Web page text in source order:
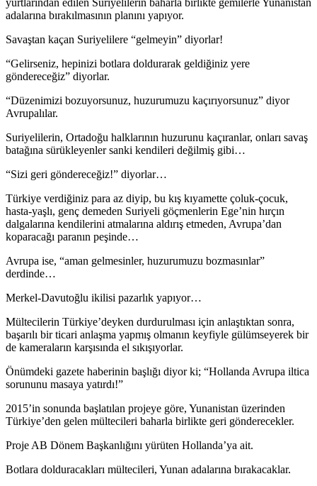
adalarına bırakılmasının planını yapıyor.
Savaştan kaçan Suriyelilere “gelmeyin” diyorlar!
“Gelirseniz, hepinizi botlara doldurarak geldiğiniz yere
göndereceğiz” diyorlar.
“Düzenimizi bozuyorsunuz, huzurumuzu kaçırıyorsunuz” diyor
Avrupalılar.
Suriyelilerin, Ortadoğu halklarının huzurunu kaçıranlar, onları savaş
batağına sürükleyenler sanki kendileri değilmiş gibi…
“Sizi geri göndereceğiz!” diyorlar…
Türkiye verdiğiniz para az diyip, bu kış kıyamette çoluk-çocuk,
hasta-yaşlı, genç demeden Suriyeli göçmenlerin Ege’nin hırçın
dalgalarına kendilerini atmalarına aldırış etmeden, Avrupa’dan
koparacağı paranın peşinde…
Avrupa ise, “aman gelmesinler, huzurumuzu bozmasınlar”
derdinde…
Merkel-Davutoğlu ikilisi pazarlık yapıyor…
Mültecilerin Türkiye’deyken durdurulması için anlaştıktan sonra,
başarılı bir ticari anlaşma yapmış olmanın keyfiyle gülümseyerek bir
de kameraların karşısında el sıkışıyorlar.
Önümdeki gazete haberinin başlığı diyor ki; “Hollanda Avrupa iltica
sorununu masaya yatırdı!”
2015’in sonunda başlatılan projeye göre, Yunanistan üzerinden
Türkiye’den gelen mültecileri baharla birlikte geri gönderecekler.
Proje AB Dönem Başkanlığını yürüten Hollanda’ya ait.
Botlara dolduracakları mültecileri, Yunan adalarına bırakacaklar.